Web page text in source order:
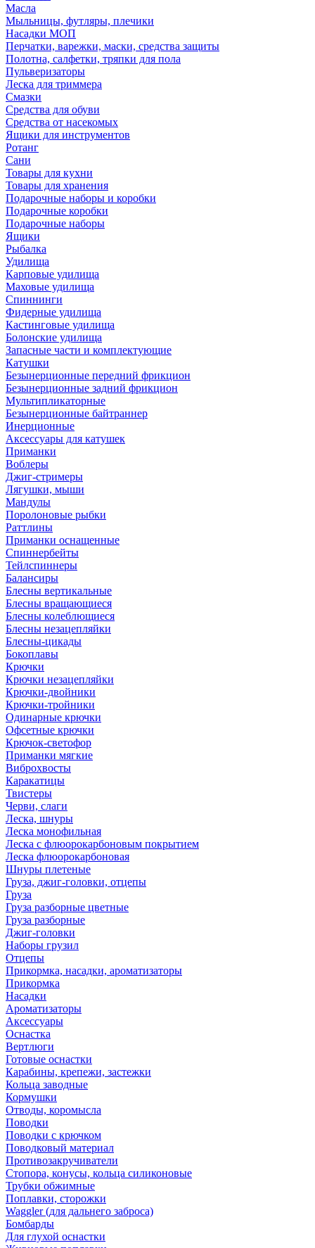
Масла
Мыльницы, футляры, плечики
Насадки МОП
Перчатки, варежки, маски, средства защиты
Полотна, салфетки, тряпки для пола
Пульверизаторы
Леска для триммера
Смазки
Средства для обуви
Средства от насекомых
Ящики для инструментов
Ротанг
Сани
Товары для кухни
Товары для хранения
Подарочные наборы и коробки
Подарочные коробки
Подарочные наборы
Ящики
Рыбалка
Удилища
Карповые удилища
Маховые удилища
Спиннинги
Фидерные удилища
Кастинговые удилища
Болонские удилища
Запасные части и комплектующие
Катушки
Безынерционные передний фрикцион
Безынерционные задний фрикцион
Мультипликаторные
Безынерционные байтраннер
Инерционные
Аксессуары для катушек
Приманки
Воблеры
Джиг-стримеры
Лягушки, мыши
Мандулы
Поролоновые рыбки
Раттлины
Приманки оснащенные
Спиннербейты
Тейлспиннеры
Балансиры
Блесны вертикальные
Блесны вращающиеся
Блесны колеблющиеся
Блесны незацепляйки
Блесны-цикады
Бокоплавы
Крючки
Крючки незацепляйки
Крючки-двойники
Крючки-тройники
Одинарные крючки
Офсетные крючки
Крючок-светофор
Приманки мягкие
Виброхвосты
Каракатицы
Твистеры
Черви, слаги
Леска, шнуры
Леска монофильная
Леска с флюорокарбоновым покрытием
Леска флюорокарбоновая
Шнуры плетеные
Груза, джиг-головки, отцепы
Груза
Груза разборные цветные
Груза разборные
Джиг-головки
Наборы грузил
Отцепы
Прикормка, насадки, ароматизаторы
Прикормка
Насадки
Ароматизаторы
Аксессуары
Оснастка
Вертлюги
Готовые оснастки
Карабины, крепежи, застежки
Кольца заводные
Кормушки
Отводы, коромысла
Поводки
Поводки с крючком
Поводковый материал
Противозакручиватели
Стопора, конусы, кольца силиконовые
Трубки обжимные
Поплавки, сторожки
Waggler (для дальнего заброса)
Бомбарды
Для глухой оснастки